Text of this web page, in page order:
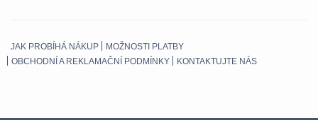
JAK PROBÍHÁ NÁKUP
MOŽNOSTI PLATBY
OBCHODNÍ A REKLAMAČNÍ PODMÍNKY
KONTAKTUJTE NÁS